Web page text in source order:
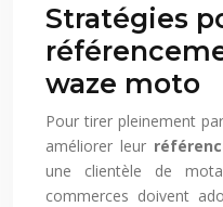
Stratégies
waze moto
Pour tirer pleinement
améliorer leur
une clientèle de
commerces doivent